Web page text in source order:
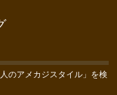
のアメカジスタイル」を検